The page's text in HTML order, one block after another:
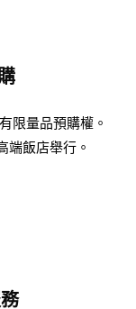
限量品預購權。
端飯店舉行。